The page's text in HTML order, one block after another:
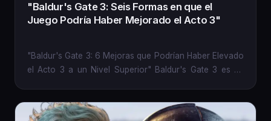
"Baldur's Gate 3: Seis Formas en que el
Juego Podría Haber Mejorado el Acto 3"
"Baldur's Gate 3: 6 Mejoras que Podrían Haber Elevado
el Acto 3 a un Nivel Superior" Baldur's Gate 3 es un